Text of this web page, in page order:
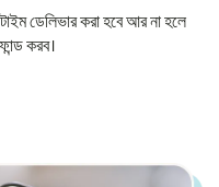
ডেলিভার করা হবে আর না হলে
করব।